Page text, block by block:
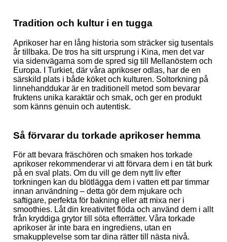
Tradition och kultur i en tugga
Aprikoser har en lång historia som sträcker sig tusentals
år tillbaka. De tros ha sitt ursprung i Kina, men det var
via sidenvägarna som de spred sig till Mellanöstern och
Europa. I Turkiet, där våra aprikoser odlas, har de en
särskild plats i både köket och kulturen. Soltorkning på
linnehanddukar är en traditionell metod som bevarar
fruktens unika karaktär och smak, och ger en produkt
som känns genuin och autentisk.
Så förvarar du torkade aprikoser hemma
För att bevara fräschören och smaken hos torkade
aprikoser rekommenderar vi att förvara dem i en tät burk
på en sval plats. Om du vill ge dem nytt liv efter
torkningen kan du blötlägga dem i vatten ett par timmar
innan användning – detta gör dem mjukare och
saftigare, perfekta för bakning eller att mixa ner i
smoothies. Låt din kreativitet flöda och använd dem i allt
från kryddiga grytor till söta efterrätter. Våra torkade
aprikoser är inte bara en ingrediens, utan en
smakupplevelse som tar dina rätter till nästa nivå.